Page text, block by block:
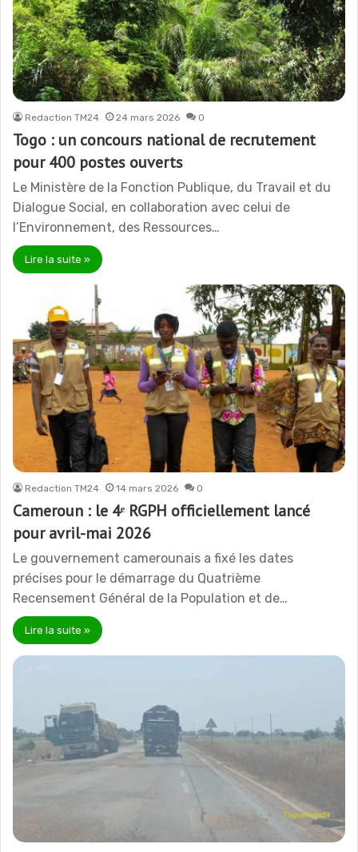
Redaction TM24 24 mars 2026 0
Togo : un concours national de recrutement
pour 400 postes ouverts
Le Ministère de la Fonction Publique, du Travail et du
Dialogue Social, en collaboration avec celui de
l’Environnement, des Ressources…
Lire la suite »
Redaction TM24 14 mars 2026 0
Cameroun : le 4ᵉ RGPH officiellement lancé
pour avril-mai 2026
Le gouvernement camerounais a fixé les dates
précises pour le démarrage du Quatrième
Recensement Général de la Population et de…
Lire la suite »